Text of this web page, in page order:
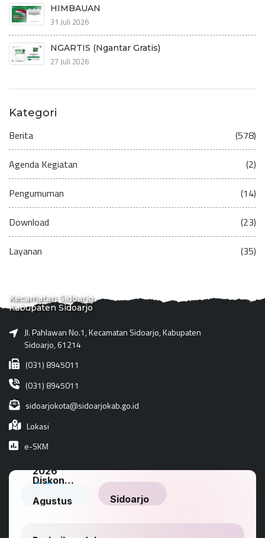
HIMBAUAN
31 Juli 2026
NGARTIS (Ngantar Gratis)
27 Juli 2026
Kategori
Berita (578)
Agenda Kegiatan (2)
Pengumuman (14)
Download (23)
Layanan (35)
Kecamatan Sidoarjo
Kabupaten Sidoarjo
Jl. Pahlawan No.1, Kecamatan Sidoarjo, Kabupaten
Sidoarjo, 61214
(031) 8945011
(031) 8945011
sidoarjokota@sidoarjokab.go.id
Lokasi
e-SKM